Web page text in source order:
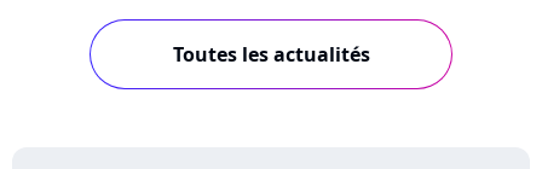
Toutes les actualités